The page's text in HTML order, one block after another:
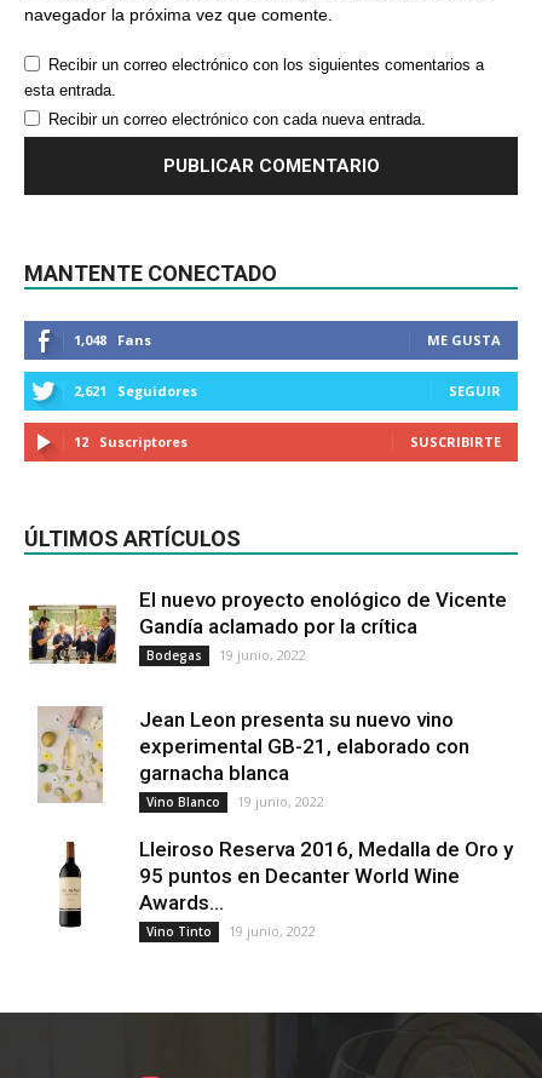
navegador la próxima vez que comente.
Recibir un correo electrónico con los siguientes comentarios a
esta entrada.
Recibir un correo electrónico con cada nueva entrada.
MANTENTE CONECTADO
1,048 Fans ME GUSTA
2,621 Seguidores SEGUIR
12 Suscriptores SUSCRIBIRTE
ÚLTIMOS ARTÍCULOS
El nuevo proyecto enológico de Vicente
Gandía aclamado por la crítica
Bodegas 19 junio, 2022
Jean Leon presenta su nuevo vino
experimental GB-21, elaborado con
garnacha blanca
Vino Blanco 19 junio, 2022
Lleiroso Reserva 2016, Medalla de Oro y
95 puntos en Decanter World Wine
Awards...
Vino Tinto 19 junio, 2022